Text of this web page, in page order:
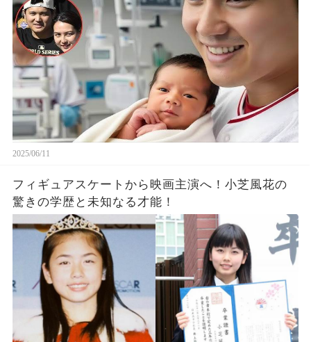
2025/06/11
フィギュアスケートから映画主演へ！小芝風花の
驚きの学歴と未知なる才能！